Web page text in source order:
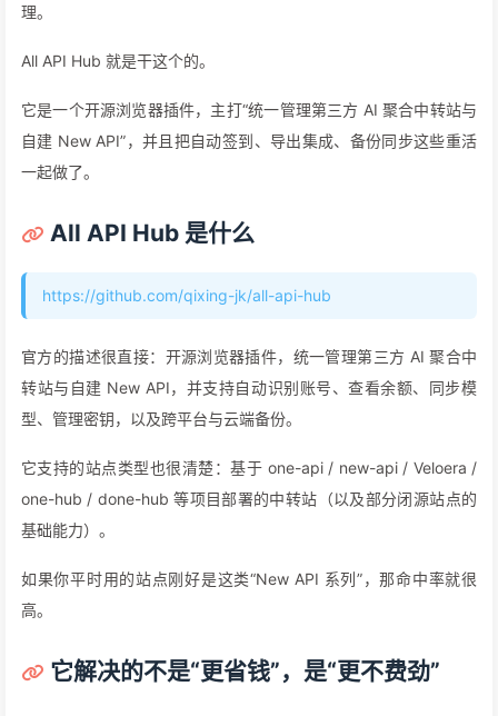
理。
All API Hub 就是干这个的。
它是一个开源浏览器插件，主打“统一管理第三方 AI 聚合中转站与
自建 New API”，并且把自动签到、导出集成、备份同步这些重活
一起做了。
All API Hub 是什么
https://github.com/qixing-jk/all-api-hub
官方的描述很直接：开源浏览器插件，统一管理第三方 AI 聚合中
转站与自建 New API，并支持自动识别账号、查看余额、同步模
型、管理密钥，以及跨平台与云端备份。
它支持的站点类型也很清楚：基于 one-api / new-api / Veloera /
one-hub / done-hub 等项目部署的中转站（以及部分闭源站点的
基础能力）。
如果你平时用的站点刚好是这类“New API 系列”，那命中率就很
高。
它解决的不是“更省钱”，是“更不费劲”